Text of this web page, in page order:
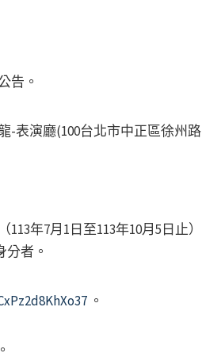
告。
表演廳(100台北市中正區徐州路
年7月1日至113年10月5日
者。
。